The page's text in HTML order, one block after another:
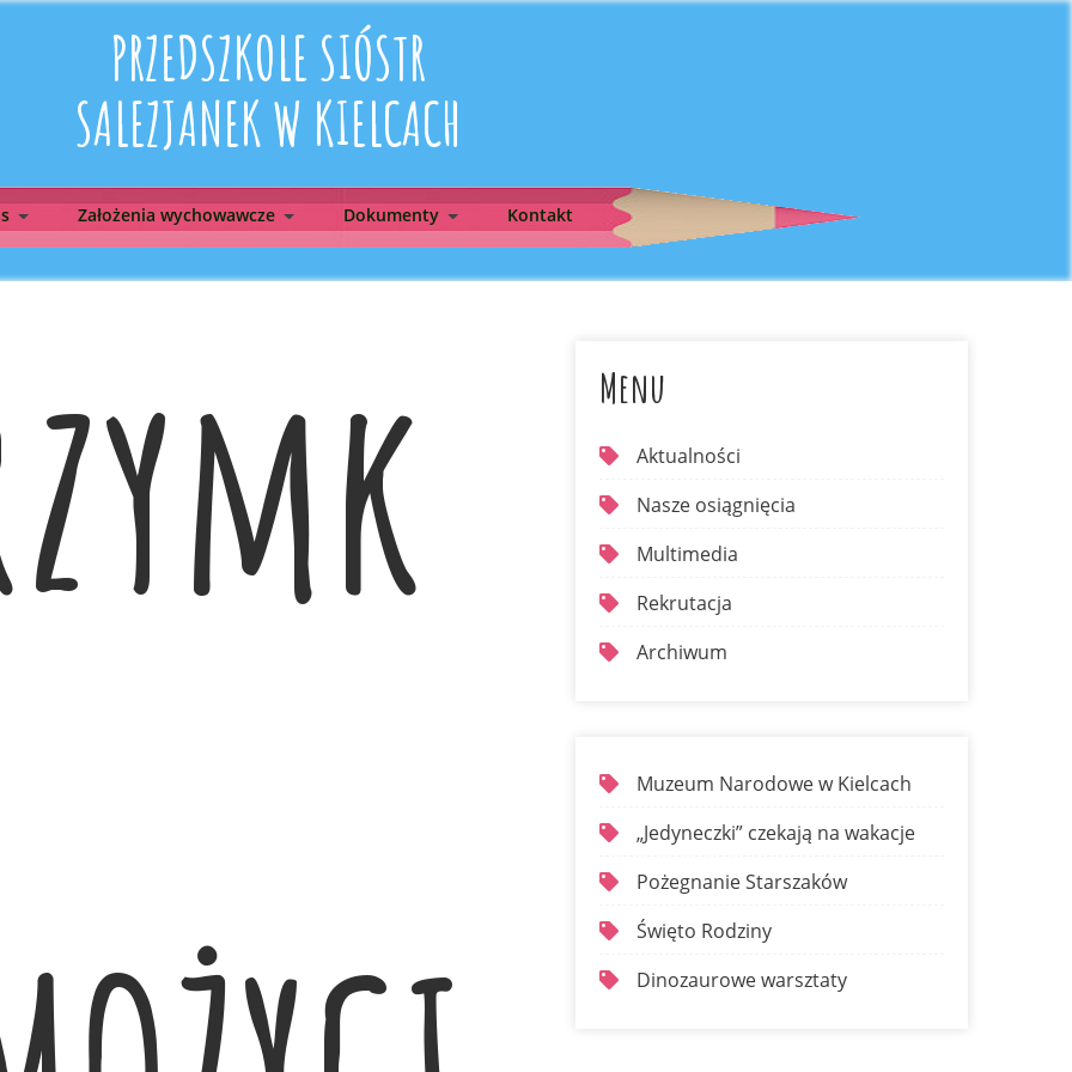
PRZEDSZKOLE SIÓSTR
SALEZJANEK W KIELCACH
Założenia wychowawcze Dokumenty Kontakt
Menu
Aktualności
Nasze osiągnięcia
Multimedia
Rekrutacja
Archiwum
Muzeum Narodowe w Kielcach
„Jedyneczki” czekają na wakacje
Pożegnanie Starszaków
Święto Rodziny
Dinozaurowe warsztaty